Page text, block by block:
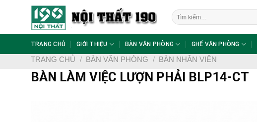
Tìm
kiếm:
TRANG CHỦ GIỚI THIỆU BÀN VĂN PHÒNG GHẾ VĂN PHÒNG
TRANG CHỦ / BÀN VĂN PHÒNG / BÀN NHÂN VIÊN
BÀN LÀM VIỆC LƯỢN PHẢI BLP14-CT